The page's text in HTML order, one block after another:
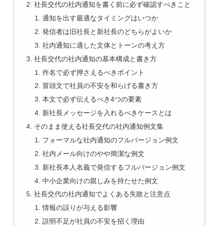
社長交代の社内通知を書く前に必ず確認すべきこと
通知を出す最適なタイミングはいつか
発信者は旧社長と新社長のどちらがよいか
社内通知に適した文体とトーンの考え方
社長交代の社内通知の基本構成と書き方
件名で必ず押さえるべきポイント
冒頭文で社員の不安を和らげる書き方
本文で必ず伝えるべき4つの要素
新社長メッセージを入れるべきケースとは
そのまま使える社長交代の社内通知例文集
フォーマルな社内通知のフルバージョン例文
社内メール向けのやや簡潔な例文
新社長本人名義で発信するフルバージョン例文
中小企業向けの親しみを持たせた例文
社長交代の社内通知でよくある失敗と注意点
情報の誤りが与える影響
説明不足が社員の不安を招く理由